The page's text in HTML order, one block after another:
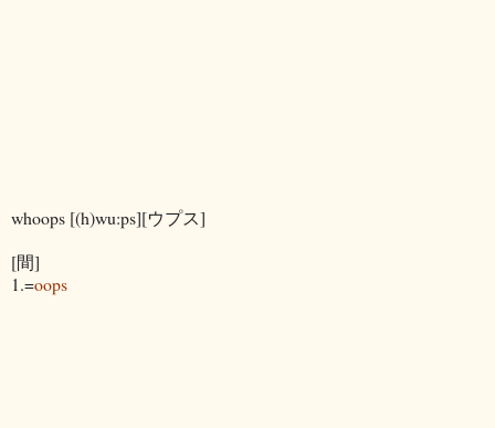
whoops [(h)wu:ps][ウプス]
[間]
1.=oops